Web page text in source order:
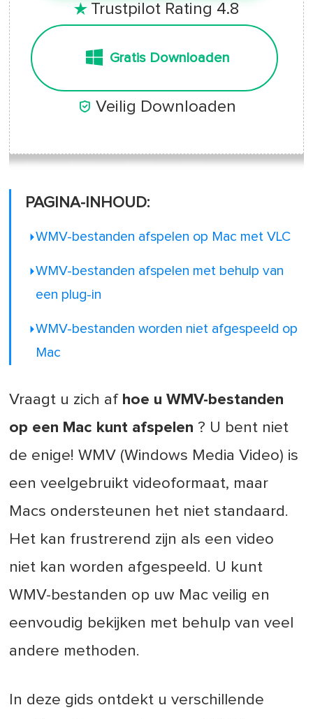
 Trustpilot Rating 4.8
Gratis Downloaden
 Veilig Downloaden
PAGINA-INHOUD:
WMV-bestanden afspelen op Mac met VLC
WMV-bestanden afspelen met behulp van
een plug-in
WMV-bestanden worden niet afgespeeld op
Mac
Vraagt u zich af hoe u WMV-bestanden
op een Mac kunt afspelen ? U bent niet
de enige! WMV (Windows Media Video) is
een veelgebruikt videoformaat, maar
Macs ondersteunen het niet standaard.
Het kan frustrerend zijn als een video
niet kan worden afgespeeld. U kunt
WMV-bestanden op uw Mac veilig en
eenvoudig bekijken met behulp van veel
andere methoden.
In deze gids ontdekt u verschillende